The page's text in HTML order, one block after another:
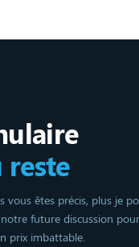
reste
êtes précis, plus je
future discussion
prix imbattable.